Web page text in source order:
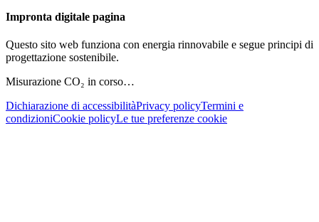
Impronta digitale pagina
Questo sito web funziona con energia rinnovabile e segue principi di
progettazione sostenibile.
Misurazione CO₂ in corso…
Dichiarazione di accessibilitàPrivacy policyTermini e
condizioniCookie policyLe tue preferenze cookie